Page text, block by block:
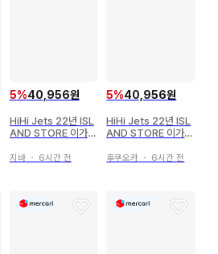
5%40,956원
HiHi Jets 22년 ISL
AND STORE 이가리
2' 봄
지바・ 6시간 전
5%40,956원
HiHi Jets 22년 ISL
AND STORE 이가리
2' 봄
후쿠오카 ・ 6시간 전